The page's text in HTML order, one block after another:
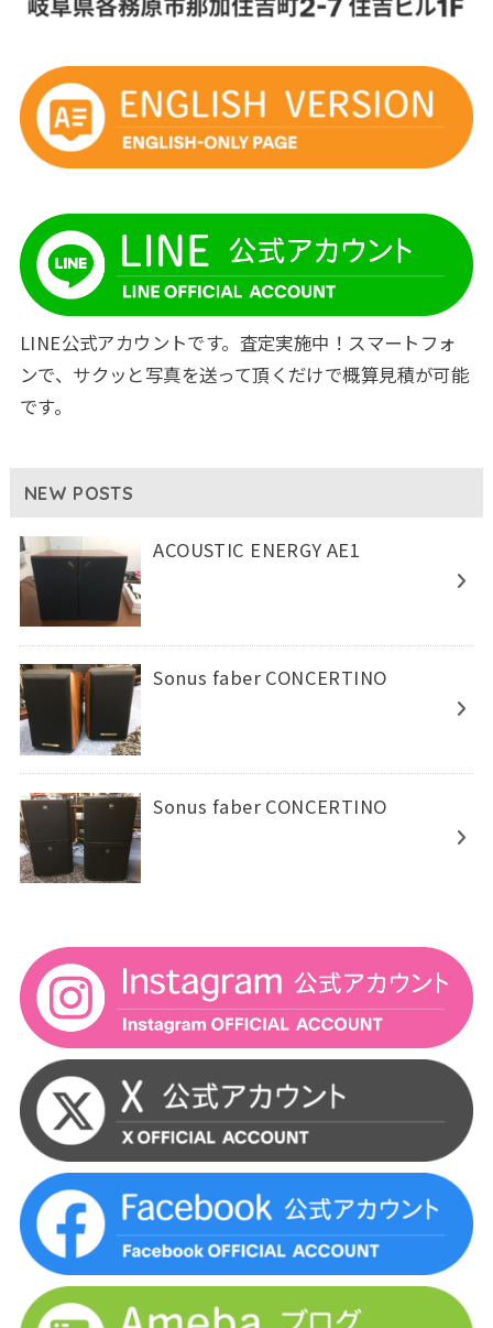
LINE公式アカウントです。査定実施中！スマートフォ
ンで、サクッと写真を送って頂くだけで概算見積が可能
です。
NEW POSTS
ACOUSTIC ENERGY AE1
Sonus faber CONCERTINO
Sonus faber CONCERTINO